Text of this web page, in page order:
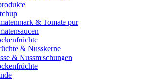
& Tomate pur
& Nusskerne
& Nussmischungen